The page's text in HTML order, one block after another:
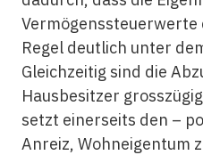
Regel deutlich unter
Gleichzeitig sind die
Hausbesitzer
setzt einerseits den –
Anreiz, Wohneigentum